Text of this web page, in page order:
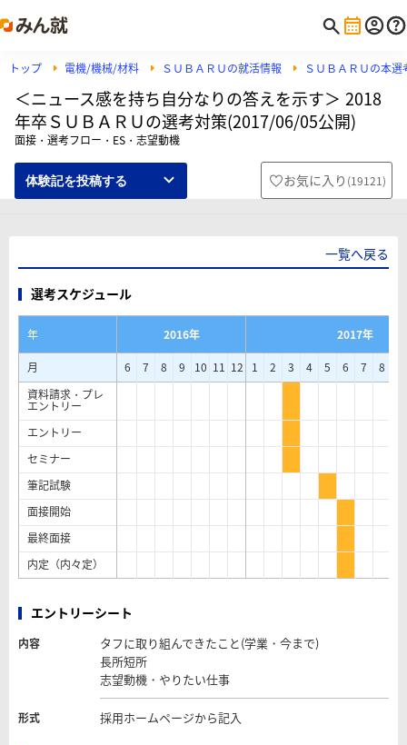
トップ 電機/機械/材料 ＳＵＢＡＲＵの就活情報 ＳＵＢＡＲＵの本
＜ニュース感を持ち自分なりの答えを示す＞ 2018
年卒ＳＵＢＡＲＵの選考対策(2017/06/05公開)
面接・選考フロー・ES・志望動機
体験記を投稿する お気に入り (19121)
一覧へ戻る
選考スケジュール
年 2016年
2017年
月
6 7 8 9 10 11 12 1 2 3 4 5 6 7 8
資料請求・プレ
エントリー
エントリー
セミナー
筆記試験
面接開始
最終面接
内定（内々定）
エントリーシート
内容
タフに取り組んできたこと(学業・今まで)
長所短所
志望動機・やりたい仕事
形式 採用ホームページから記入